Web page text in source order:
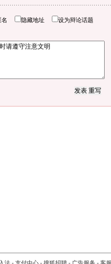
名 隐藏地址 设为辩论话题